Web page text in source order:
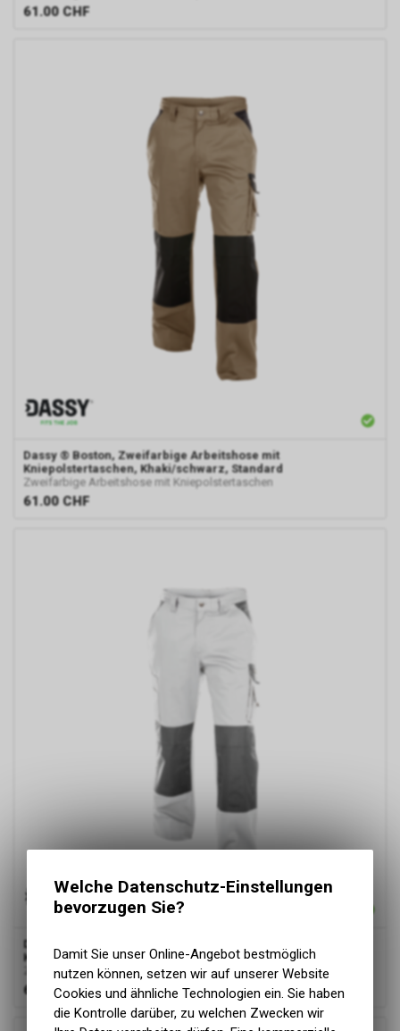
61.00 CHF
Dassy ® Boston, Zweifarbige Arbeitshose mit
Kniepolstertaschen, Khaki/schwarz, Standard
Zweifarbige Arbeitshose mit Kniepolstertaschen
61.00 CHF
Dassy
Kniepolstertaschen, Weiss/zementgrau, Standard
Zweifarbige Arbeitshose mit Kniepolstertaschen
61.00 CHF
Welche Datenschutz-Einstellungen
bevorzugen Sie?
Damit Sie unser Online-Angebot bestmöglich
nutzen können, setzen wir auf unserer Website
Cookies und ähnliche Technologien ein. Sie haben
die Kontrolle darüber, zu welchen Zwecken wir